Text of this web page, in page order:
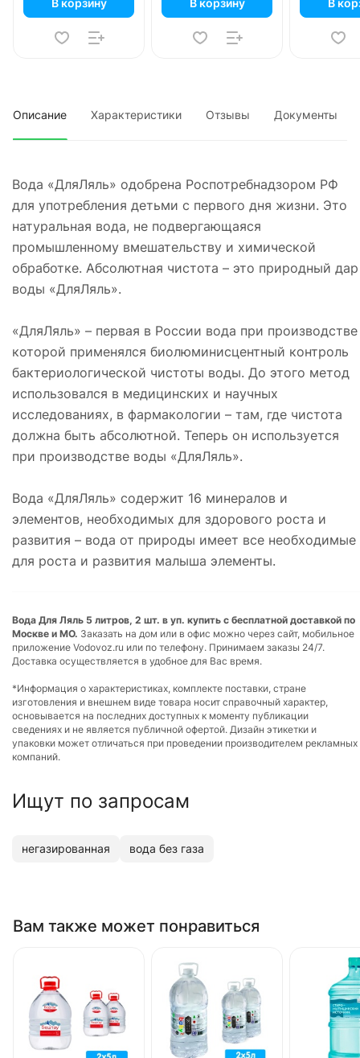
В корзину В корзину В
Описание Характеристики Отзывы Документы
Вода «ДляЛяль» одобрена Роспотребнадзором РФ
для употребления детьми с первого дня жизни. Это
натуральная вода, не подвергающаяся
промышленному вмешательству и химической
обработке. Абсолютная чистота – это природный дар
воды «ДляЛяль».
«ДляЛяль» – первая в России вода при производстве
которой применялся биолюминисцентный контроль
бактериологической чистоты воды. До этого метод
использовался в медицинских и научных
исследованиях, в фармакологии – там, где чистота
должна быть абсолютной. Теперь он используется
при производстве воды «ДляЛяль».
Вода «ДляЛяль» содержит 16 минералов и
элементов, необходимых для здорового роста и
развития – вода от природы имеет все необходимые
для роста и развития малыша элементы.
Вода Для Ляль 5 литров, 2 шт. в уп. купить с бесплатной доставкой по
Москве и МО. Заказать на дом или в офис можно через сайт, мобильное
приложение Vodovoz.ru или по телефону. Принимаем заказы 24/7.
Доставка осуществляется в удобное для Вас время.
*Информация о характеристиках, комплекте поставки, стране
изготовления и внешнем виде товара носит справочный характер,
основывается на последних доступных к моменту публикации
сведениях и не является публичной офертой. Дизайн этикетки и
упаковки может отличаться при проведении производителем рекламных
компаний.
Ищут по запросам
негазированная вода без газа
Вам также может понравиться